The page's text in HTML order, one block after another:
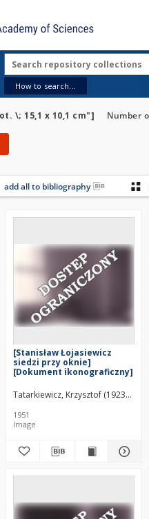
How to search...
\; 15,1 x 10,1 cm"] Number
add all to bibliography
[Stanisław Łojasiewicz
siedzi przy oknie]
[Dokument ikonograficzny]
Tatarkiewicz, Krzysztof (1923–2011)
1951
Image